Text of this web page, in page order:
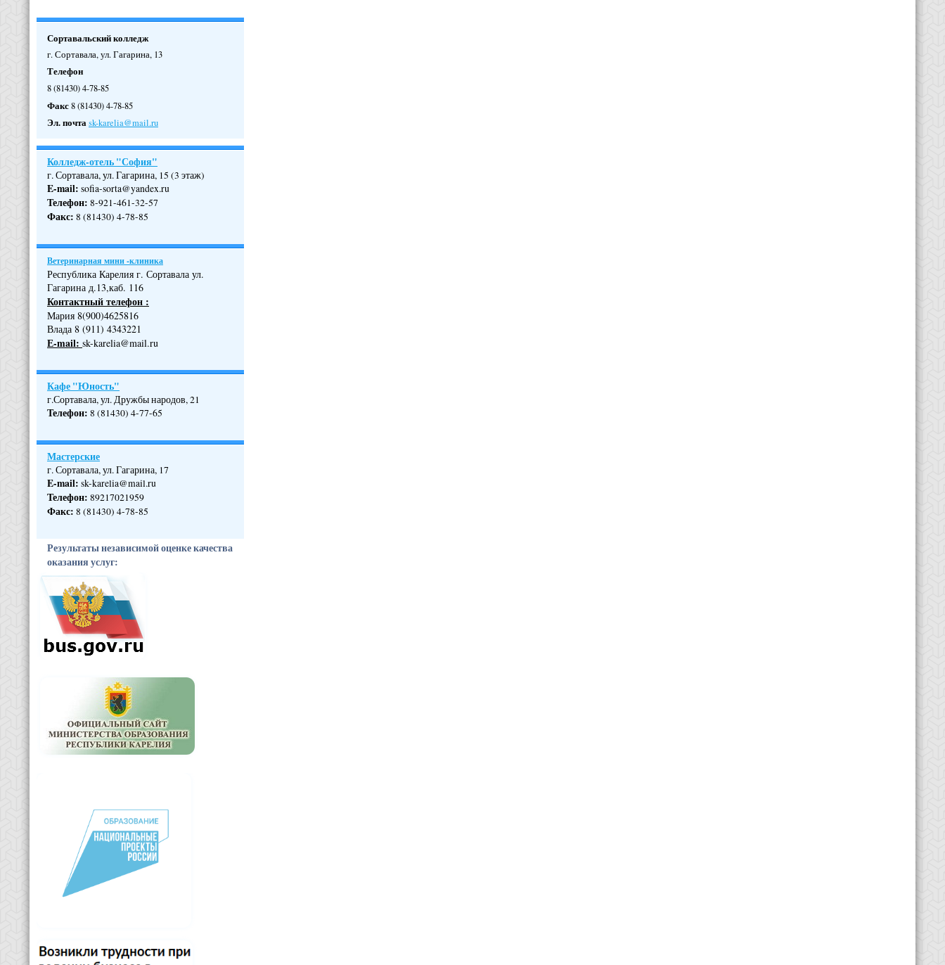
Сортавальский колледж
г. Сортавала, ул. Гагарина, 13
Телефон
8 (81430) 4-78-85
Факс8 (81430) 4-78-85
Эл. почтаsk-karelia@mail.ru
Колледж-отель "София"
г. Сортавала, ул. Гагарина, 15 (3 этаж)
E-mail: sofia-sorta@yandex.ru
Телефон: 8-921-461-32-57
Факс: 8 (81430) 4-78-85
Ветеринарная мини -клиника
Республика Карелия г. Сортавала ул.
Гагарина д.13,каб. 116
Контактный телефон :
Мария 8(900)4625816
Влада 8 (911) 4343221
Е-mail: sk-karelia@mail.ru
Кафе "Юность"
г.Сортавала, ул. Дружбы народов, 21
Телефон: 8 (81430) 4-77-65
Мастерские
г. Сортавала, ул. Гагарина, 17
E-mail: sk-karelia@mail.ru
Телефон: 89217021959
Факс: 8 (81430) 4-78-85
Результаты независимой оценке качества
оказания услуг: